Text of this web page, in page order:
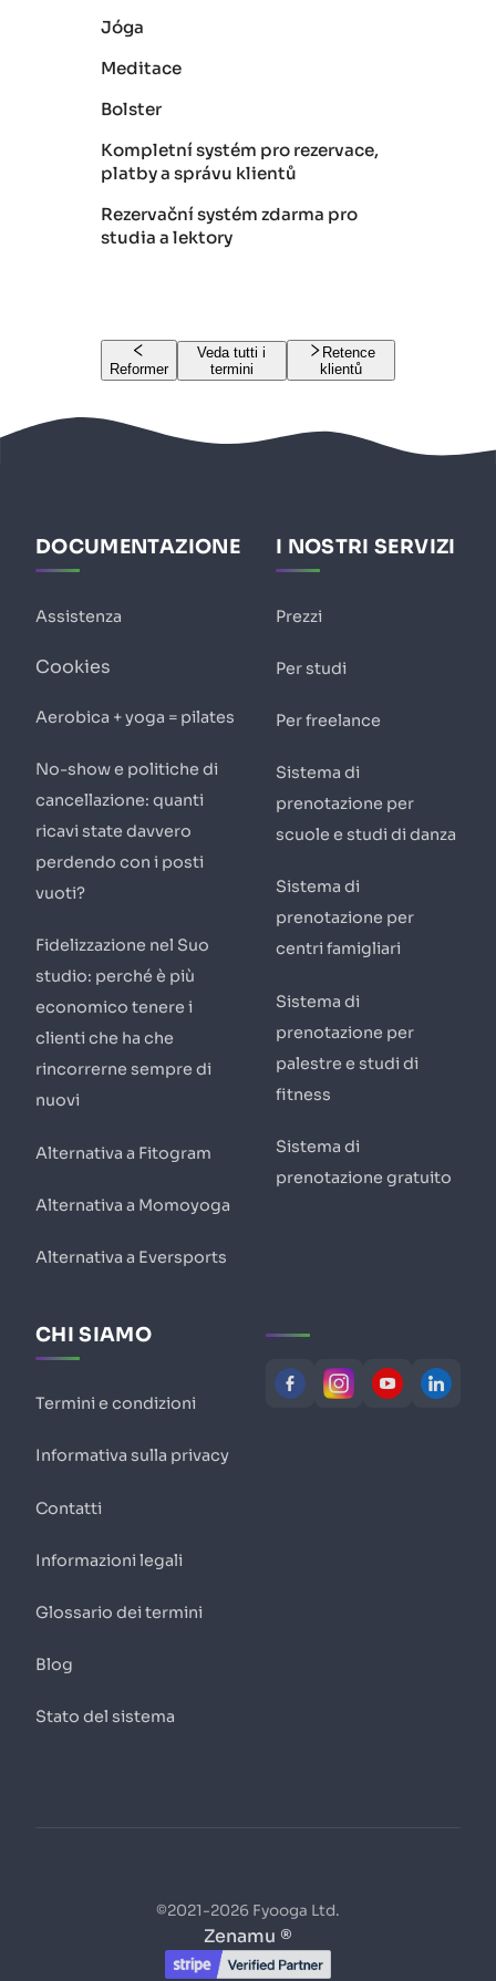
Jóga
Meditace
Bolster
Kompletní systém pro rezervace,
platby a správu klientů
Rezervační systém zdarma pro
studia a lektory
Reformer
Veda tutti i
termini
Retence
klientů
DOCUMENTAZIONE
Assistenza
Cookies
Aerobica + yoga = pilates
No-show e politiche di
cancellazione: quanti
ricavi state davvero
perdendo con i posti
vuoti?
Fidelizzazione nel Suo
studio: perché è più
economico tenere i
clienti che ha che
rincorrerne sempre di
nuovi
Alternativa a Fitogram
Alternativa a Momoyoga
Alternativa a Eversports
I NOSTRI SERVIZI
Prezzi
Per studi
Per freelance
Sistema di
prenotazione per
scuole e studi di danza
Sistema di
prenotazione per
centri famigliari
Sistema di
prenotazione per
palestre e studi di
fitness
Sistema di
prenotazione gratuito
CHI SIAMO
Termini e condizioni
Informativa sulla privacy
Contatti
Informazioni legali
Glossario dei termini
Blog
Stato del sistema
©2021-2026 Fyooga Ltd.
Zenamu ®